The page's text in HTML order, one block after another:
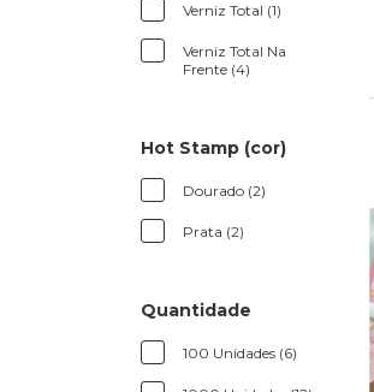
Verniz Total (1)
Verniz Total Na
Frente (4)
Hot Stamp (cor)
Dourado (2)
Prata (2)
Quantidade
100 Unidades (6)